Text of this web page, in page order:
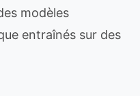
modèles
entraînés sur des